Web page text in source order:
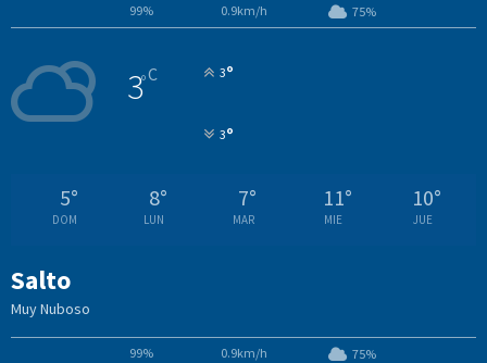
99% 0.9km/h 75%
3°C 3°
3°
5°
DOM
8°
LUN
7°
MAR
11°
MIE
10°
JUE
Salto
Muy Nuboso
99% 0.9km/h 75%